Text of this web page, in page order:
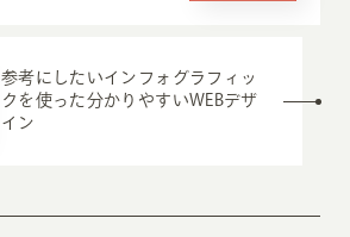
参考にしたいインフォグラフィッ
クを使った分かりやすいWEBデザ
イン